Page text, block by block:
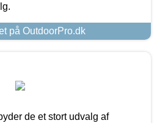
på OutdoorPro.dk
de et stort udvalg af